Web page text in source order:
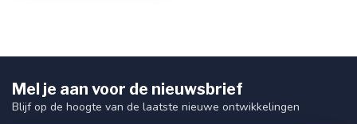
Mel je aan voor de nieuwsbrief
Blijf op de hoogte van de laatste nieuwe ontwikkelingen